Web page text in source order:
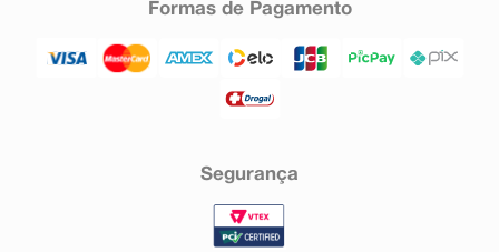
Formas de Pagamento
Segurança